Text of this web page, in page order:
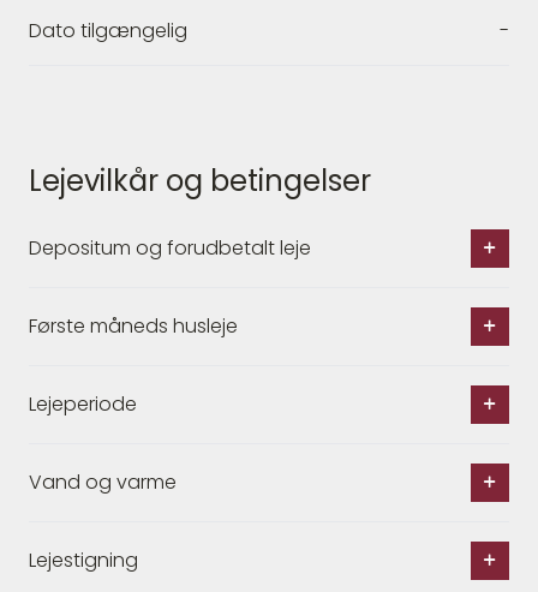
Dato tilgængelig -
Lejevilkår og betingelser
Depositum og forudbetalt leje
Første måneds husleje
Lejeperiode
Vand og varme
Lejestigning